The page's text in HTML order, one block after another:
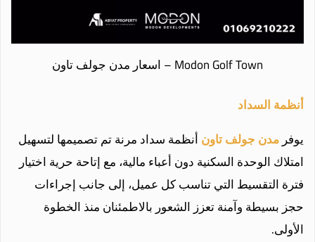
Modon Golf Town – اسعار مدن جولف تاون
أنظمة السداد
يوفرمدن جولف تاونأنظمة سداد مرنة تم تصميمها لتسهيل
امتلاك الوحدة السكنية دون أعباء مالية، مع إتاحة حرية اختيار
فترة التقسيط التي تناسب كل عميل، إلى جانب إجراءات
حجز بسيطة وآمنة تعزز الشعور بالاطمئنان منذ الخطوة
الأولى.